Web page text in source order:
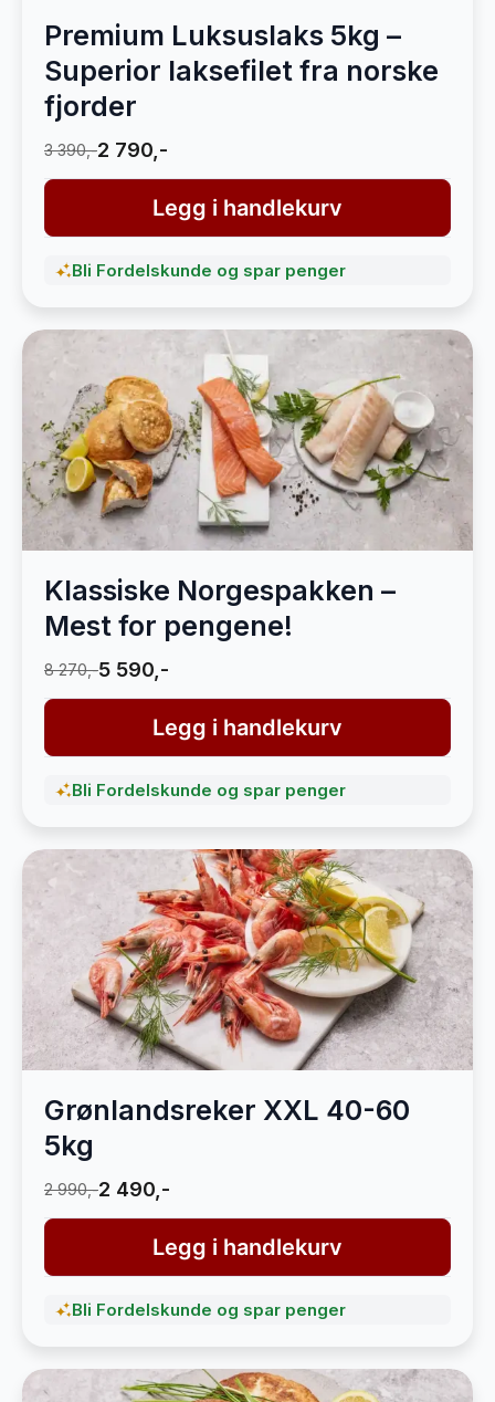
Premium Luksuslaks 5kg –
Superior laksefilet fra norske
fjorder
3 390,-2 790,-
Legg i handlekurv
Bli Fordelskunde og spar penger
Klassiske Norgespakken –
Mest for pengene!
8 270,-5 590,-
Legg i handlekurv
Bli Fordelskunde og spar penger
Grønlandsreker XXL 40-60
5kg
2 990,-2 490,-
Legg i handlekurv
Bli Fordelskunde og spar penger